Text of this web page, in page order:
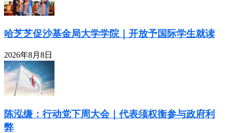
哈芝芝促沙基金局大学学院｜开放予国际学生就读
2026年8月8日
陈泓缣：行动党下周大会｜代表须权衡参与政府利
弊